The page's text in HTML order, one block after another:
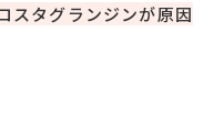
スタグランジンが原因